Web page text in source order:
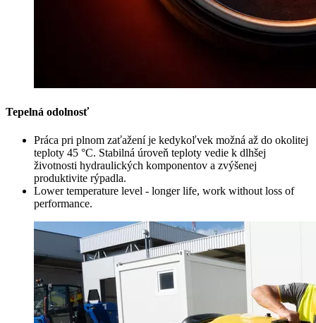
Tepelná odolnosť
Práca pri plnom zaťažení je kedykoľvek možná až do okolitej
teploty 45 °C. Stabilná úroveň teploty vedie k dlhšej
životnosti hydraulických komponentov a zvýšenej
produktivite rýpadla.
Lower temperature level - longer life, work without loss of
performance.